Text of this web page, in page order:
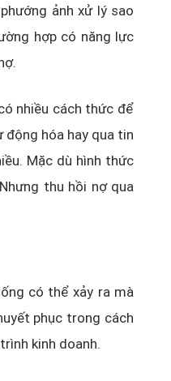
ảnh xử lý sao
hợp có năng lực
nhiều cách thức để
hóa hay qua tin
Mặc dù hình thức
thu hồi nợ qua
có thể xảy ra mà
phục trong cách
kinh doanh.